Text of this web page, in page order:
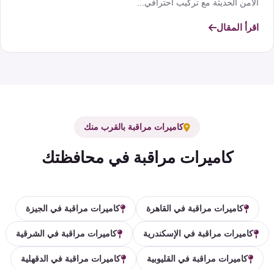
الأمن الحديثة مع تركيب احترافي...
اقرأ المقال
كاميرات مراقبة بالقرب منك
كاميرات مراقبة في محافظتك
كاميرات مراقبة في القاهرة كاميرات مراقبة في الجيزة
كاميرات مراقبة في الإسكندرية كاميرات مراقبة في الشرقية
كاميرات مراقبة في القليوبية كاميرات مراقبة في الدقهلية